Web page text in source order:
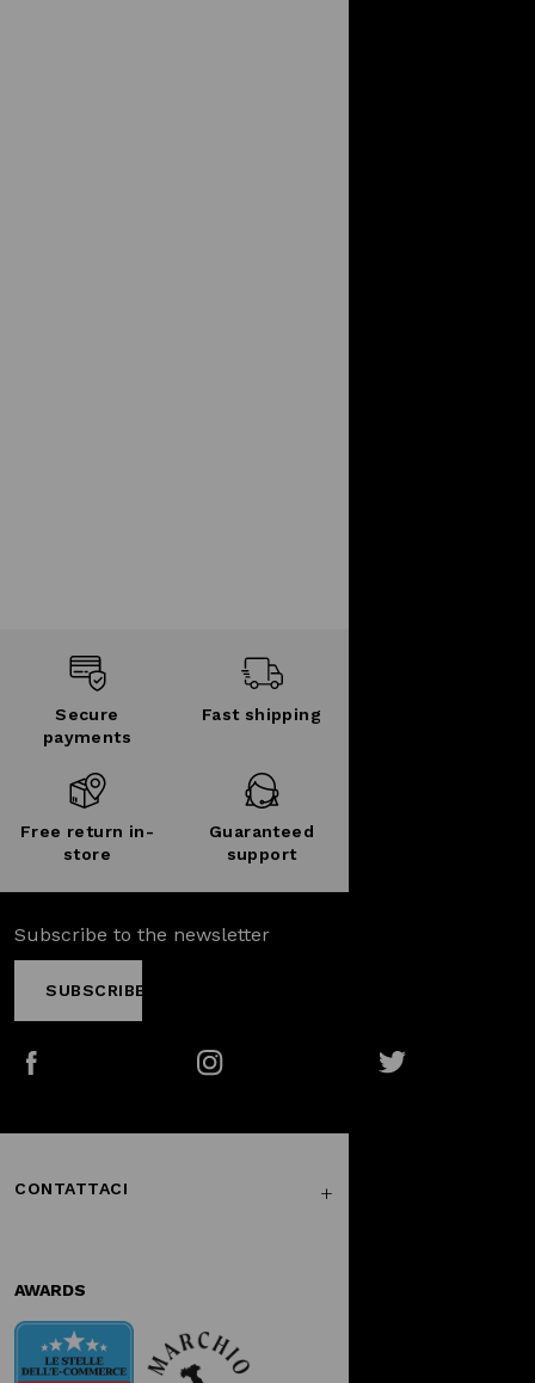
Secure
payments
Fast shipping
Free return in-
store
Guaranteed
support
Subscribe to the newsletter
SUBSCRIBE
CONTATTACI
AWARDS